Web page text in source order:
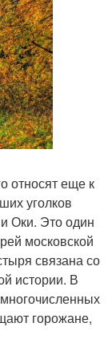
относят еще к
уголков
Оки. Это один
московской
связана со
истории. В
горожане,